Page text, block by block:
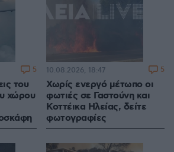
του
χώρου
5
Χωρίς ενεργό μέτωπο οι
φωτιές σε Γαστούνη και
Κοττέικα Ηλείας, δείτε
φωτογραφίες
10.08.2026, 18:47 5